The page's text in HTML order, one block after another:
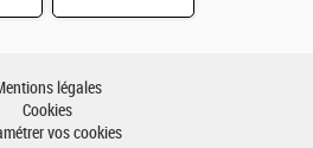
de Traitement
Monte-Carlo H/F
légales
Cookies
vos cookies